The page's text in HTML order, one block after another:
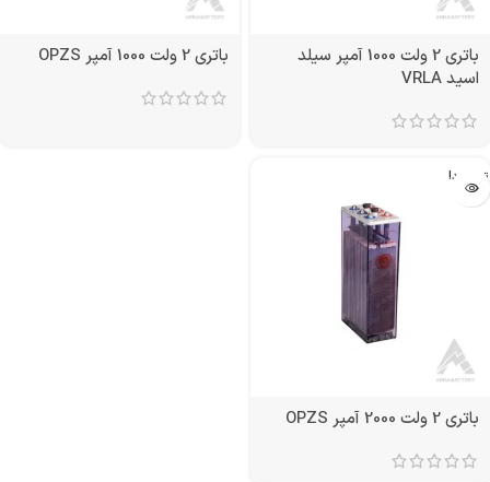
باتری 2 ولت 1000 آمپر سیلد
اسید VRLA
باتری 2 ولت 1000 آمپر OPZS
تمام شد!
باتری 2 ولت 2000 آمپر OPZS